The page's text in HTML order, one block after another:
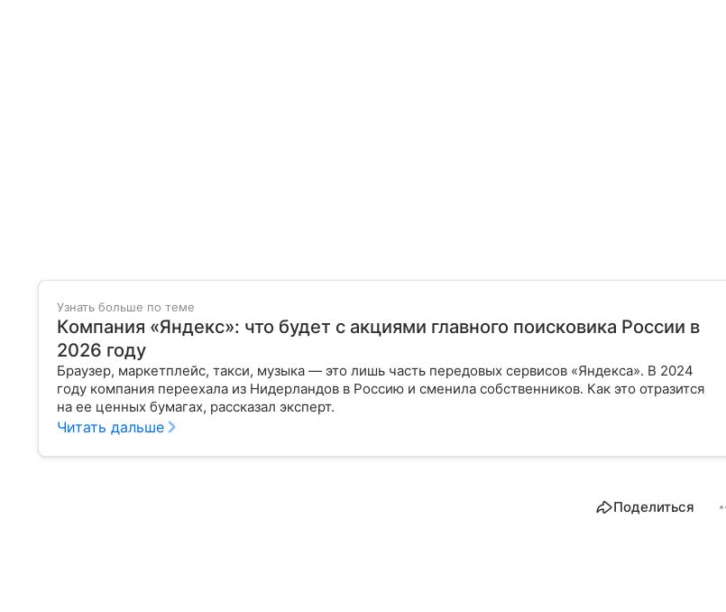
Узнать больше по теме
Компания «Яндекс»: что будет с акциями главного поисковика России в
2026 году
Браузер, маркетплейс, такси, музыка — это лишь часть передовых сервисов «Яндекса». В 2024
году компания переехала из Нидерландов в Россию и сменила собственников. Как это отразится
на ее ценных бумагах, рассказал эксперт.
Читать дальше
Поделиться